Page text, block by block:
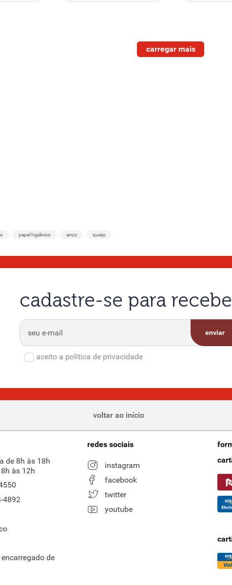
papel higiênico arroz queijo
cadastre-se para
enviar
aceito a política de privacidade
voltar ao início
de 8h às 18h
às 12h
4892
de
redes sociais
instagram
facebook
twitter
youtube